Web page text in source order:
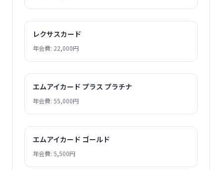
レクサスカード
年会費: 22,000円
エムアイカード プラス プラチナ
年会費: 55,000円
エムアイカード ゴールド
年会費: 5,500円